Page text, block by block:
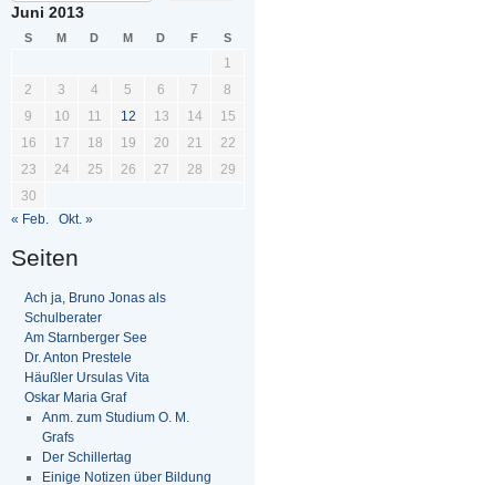
Juni 2013
S M D M D F S
1
2
3 4 5 6 7
8
9
10 11 12 13 14
15
16
17 18 19 20 21
22
23
24 25 26 27 28
29
30
« Feb.
Okt. »
Seiten
Ach ja, Bruno Jonas als
Schulberater
Am Starnberger See
Dr. Anton Prestele
Häußler Ursulas Vita
Oskar Maria Graf
Anm. zum Studium O. M.
Grafs
Der Schillertag
Einige Notizen über Bildung